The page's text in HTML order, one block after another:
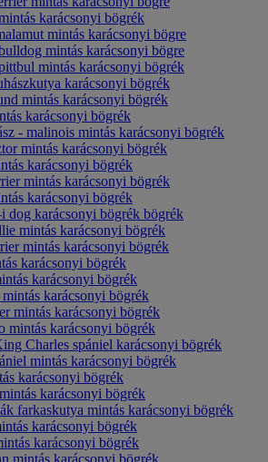
karácsonyi bögrék
mintás karácsonyi bögre
mintás karácsonyi bögre
mintás karácsonyi bögrék
karácsonyi bögrék
mintás karácsonyi bögrék
karácsonyi bögrék
- malinois mintás karácsonyi bögrék
mintás karácsonyi bögrék
karácsonyi bögrék
mintás karácsonyi bögrék
karácsonyi bögrék
dog karácsonyi bögrék bögrék
mintás karácsonyi bögrék
mintás karácsonyi bögrék
karácsonyi bögrék
karácsonyi bögrék
karácsonyi bögrék
mintás karácsonyi bögrék
mintás karácsonyi bögrék
Charles spániel karácsonyi bögrék
mintás karácsonyi bögrék
karácsonyi bögrék
karácsonyi bögrék
farkaskutya mintás karácsonyi bögrék
karácsonyi bögrék
karácsonyi bögrék
mintás karácsonyi bögrék